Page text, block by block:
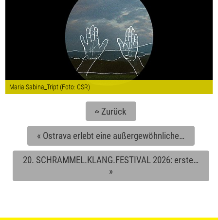
Maria Sabina_Tript (Foto: CSR)
«Zurück
« Ostrava erlebt eine außergewöhnliche…
20. SCHRAMMEL.KLANG.FESTIVAL 2026: erste…
»